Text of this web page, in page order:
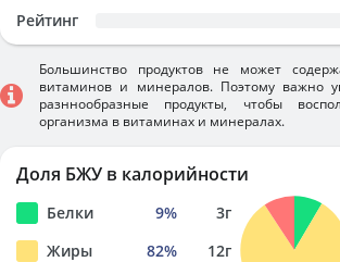
Рейтинг
Большинство продуктов не может
витаминов и минералов. Поэтому важно
разннообразные продукты, чтобы
организма в витаминах и минералах.
Доля БЖУ в калорийности
Белки 9% 3г
Жиры
82% 12г